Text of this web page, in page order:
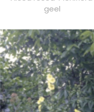
geel